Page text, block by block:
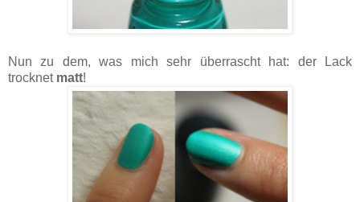
Nun zu dem, was mich sehr überrascht hat: der Lack
trocknet matt!